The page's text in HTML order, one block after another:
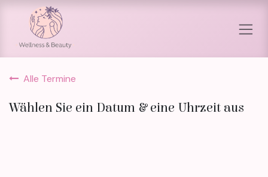
Zum Inhalt springen
Alle Termine
Wählen Sie ein Datum & eine Uhrzeit aus